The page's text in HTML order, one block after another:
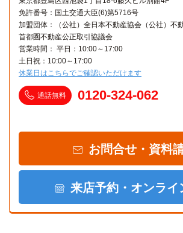
免許番号：国土交通大臣(6)第5716号
加盟団体：（公社）全日本不動産協会（公社）不
首都圏不動産公正取引協議会
営業時間： 平日：10:00～17:00
土日祝：10:00～17:00
休業日はこちらでご確認いただけます
通話無料 0120-324-062
お問合せ・資料
来店予約・オンライ